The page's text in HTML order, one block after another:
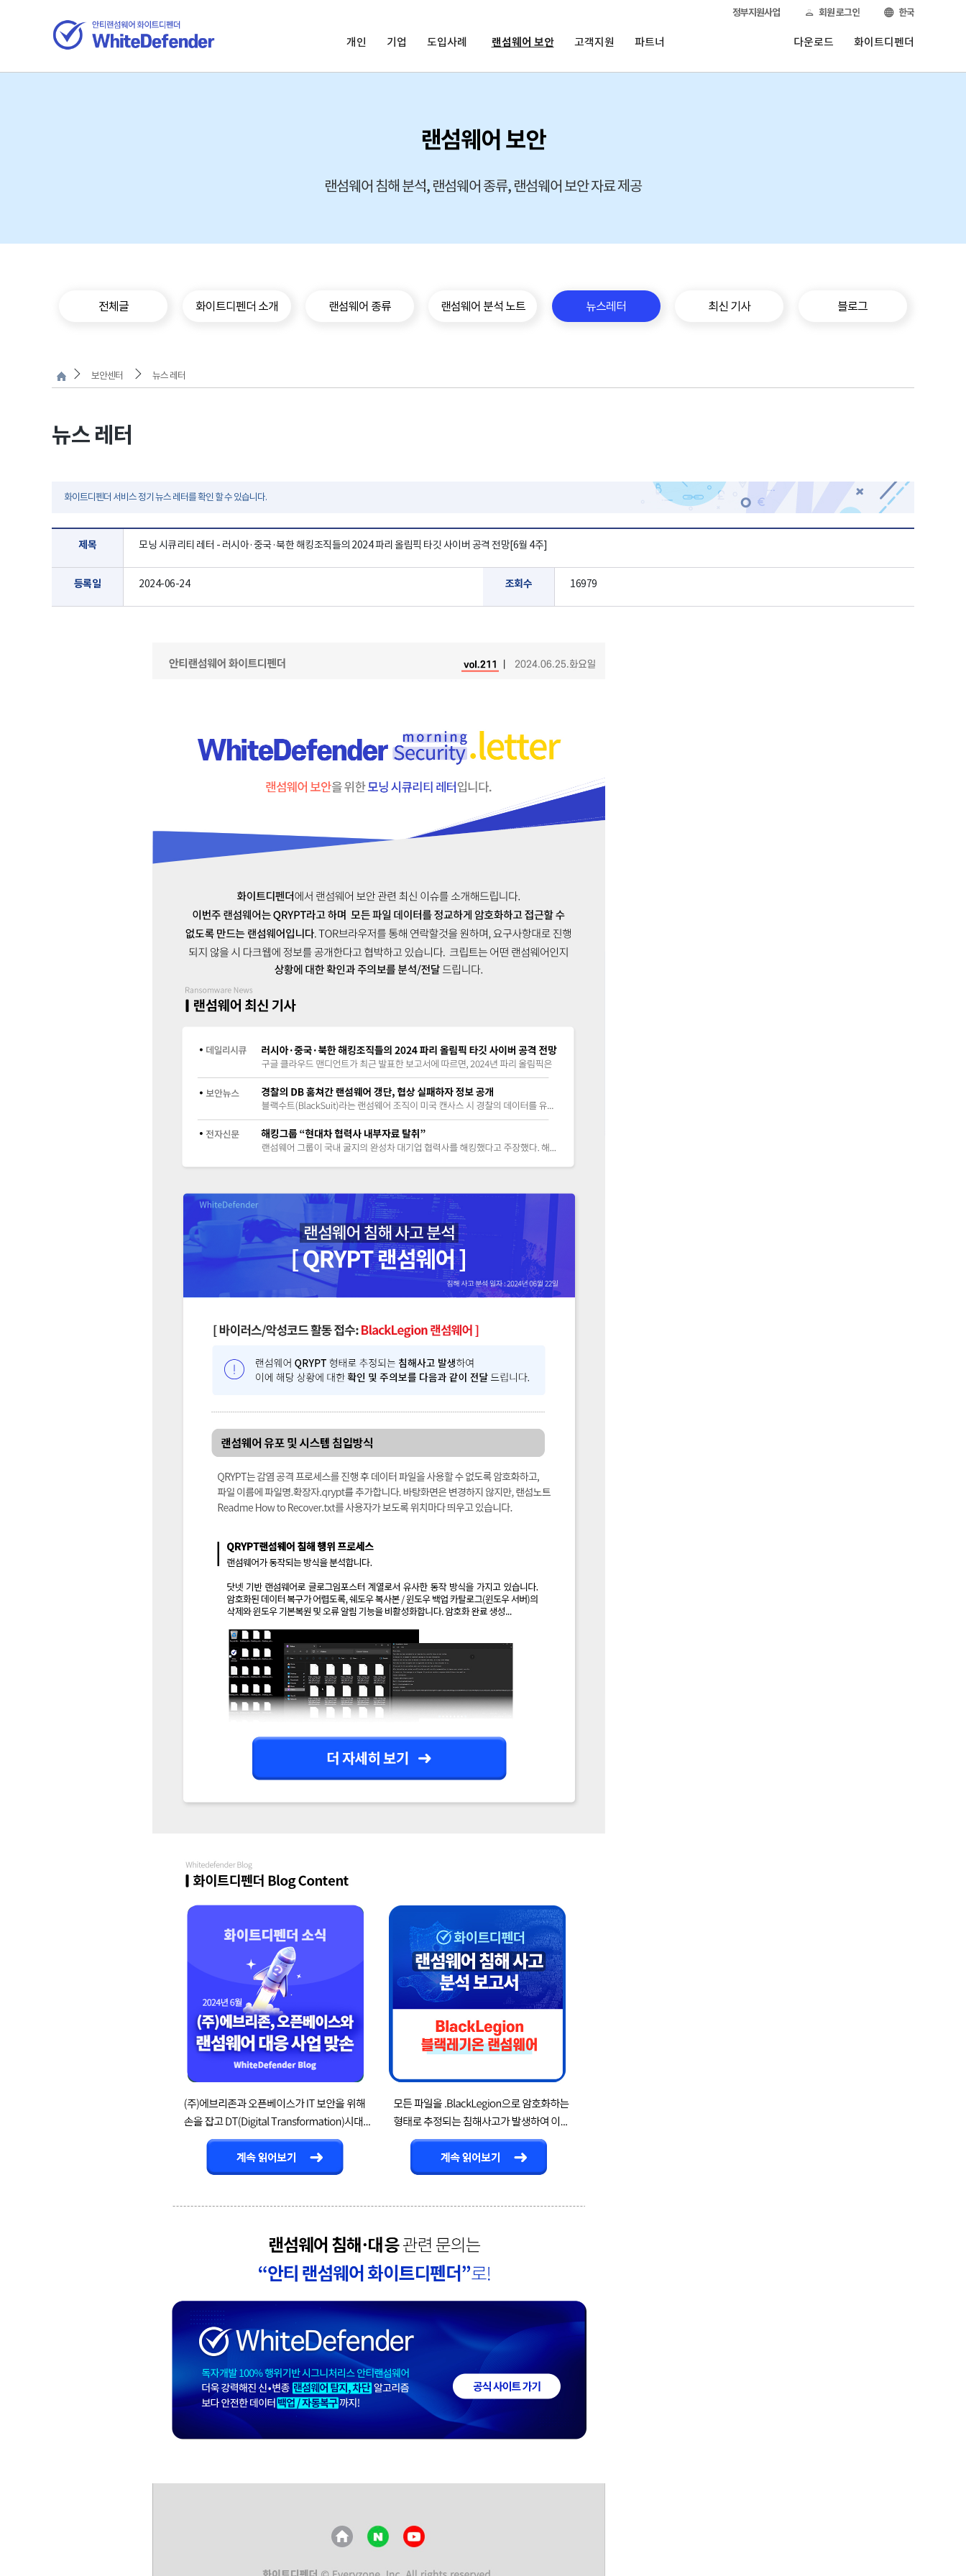
정부지원사업 회원 로그인 한국
개인 기업 도입사례 랜섬웨어 보안 고객지원 파트너 다운로드 화이트디펜더
랜섬웨어 보안
랜섬웨어 침해 분석, 랜섬웨어 종류, 랜섬웨어 보안 자료 제공
전체글 화이트디펜더 소개 랜섬웨어 종류 랜섬웨어 분석 노트 뉴스레터 최신 기사 블로그
보안센터 뉴스 레터
뉴스 레터
화이트디펜더 서비스 정기 뉴스 레터를 확인 할 수 있습니다.
제목 모닝 시큐리티 레터 - 러시아·중국·북한 해킹조직들의 2024 파리 올림픽 타깃 사이버 공격 전망[6월 4주]
등록일 2024-06-24 조회수 16979